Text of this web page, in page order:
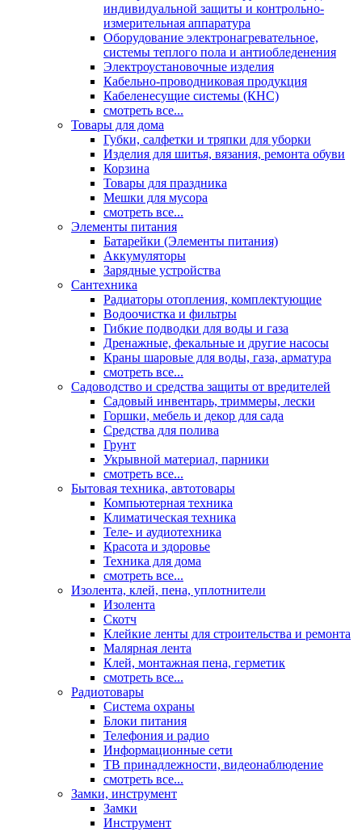
индивидуальной защиты и контрольно-
измерительная аппаратура
Оборудование электронагревательное,
системы теплого пола и антиобледенения
Электроустановочные изделия
Кабельно-проводниковая продукция
Кабеленесущие системы (КНС)
смотреть все...
Товары для дома
Губки, салфетки и тряпки для уборки
Изделия для шитья, вязания, ремонта обуви
Корзина
Товары для праздника
Мешки для мусора
смотреть все...
Элементы питания
Батарейки (Элементы питания)
Аккумуляторы
Зарядные устройства
Сантехника
Радиаторы отопления, комплектующие
Водоочистка и фильтры
Гибкие подводки для воды и газа
Дренажные, фекальные и другие насосы
Краны шаровые для воды, газа, арматура
смотреть все...
Садоводство и средства защиты от вредителей
Садовый инвентарь, триммеры, лески
Горшки, мебель и декор для сада
Средства для полива
Грунт
Укрывной материал, парники
смотреть все...
Бытовая техника, автотовары
Компьютерная техника
Климатическая техника
Теле- и аудиотехника
Красота и здоровье
Техника для дома
смотреть все...
Изолента, клей, пена, уплотнители
Изолента
Скотч
Клейкие ленты для строительства и ремонта
Малярная лента
Клей, монтажная пена, герметик
смотреть все...
Радиотовары
Система охраны
Блоки питания
Телефония и радио
Информационные сети
ТВ принадлежности, видеонаблюдение
смотреть все...
Замки, инструмент
Замки
Инструмент